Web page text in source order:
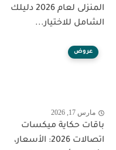
المنزلى لعام 2026 دليلك
الشامل للاختيار...
عروض
مارس 17, 2026
باقات حكاية ميكسات
اتصالات 2026: الأسعار،